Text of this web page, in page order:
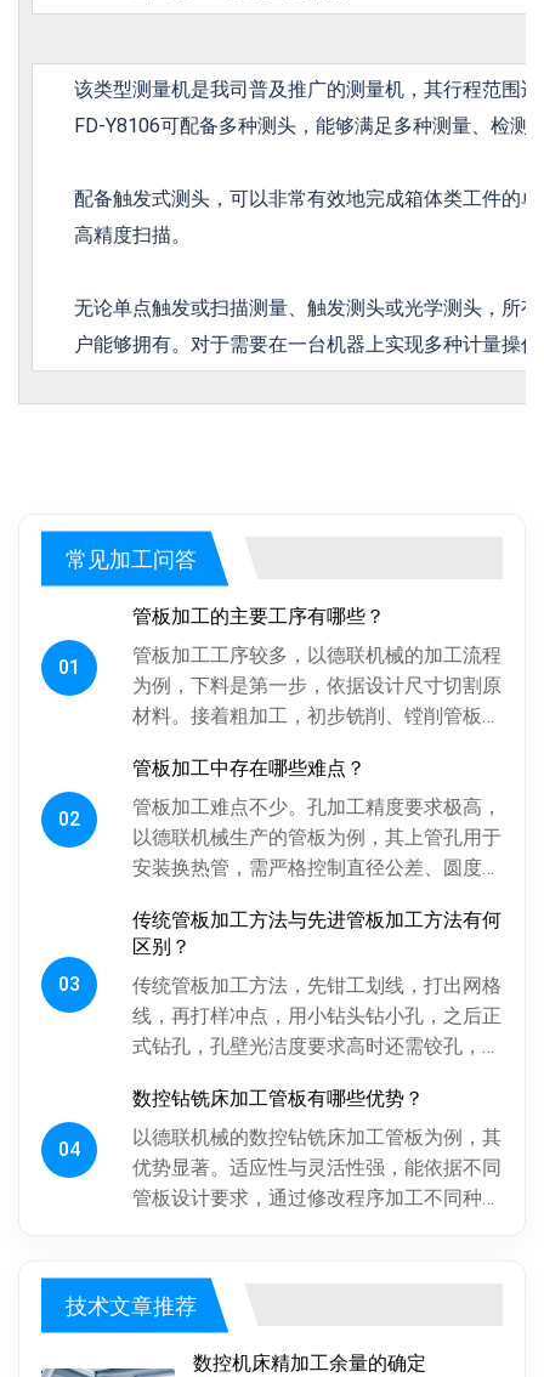
该类型测量机是我司普及推广的测量机，其行程范围
FD-Y8106可配备多种测头，能够满足多种测量、检测
配备触发式测头，可以非常有效地完成箱体类工件的
高精度扫描。
无论单点触发或扫描测量、触发测头或光学测头，所
户能够拥有。对于需要在一台机器上实现多种计量操
常见加工问答
01
管板加工的主要工序有哪些？
管板加工工序较多，以德联机械的加工流程
为例，下料是第一步，依据设计尺寸切割原
材料。接着粗加工，初步铣削、镗削管板各
关键，通过射线、超声波探伤检...
02
管板加工中存在哪些难点？
管板加工难点不少。孔加工精度要求极高，
以德联机械生产的管板为例，其上管孔用于
安装换热管，需严格控制直径公差、圆度、
影响换热管安装与设备性能。板...
03
传统管板加工方法与先进管板加工方法有何
区别？
传统管板加工方法，先钳工划线，打出网格
线，再打样冲点，用小钻头钻小孔，之后正
式钻孔，孔壁光洁度要求高时还需铰孔，最
摇臂定位，劳动强度大、效率低...
04
数控钻铣床加工管板有哪些优势？
以德联机械的数控钻铣床加工管板为例，其
优势显著。适应性与灵活性强，能依据不同
管板设计要求，通过修改程序加工不同种
技术文章推荐
数控机床精加工余量的确定